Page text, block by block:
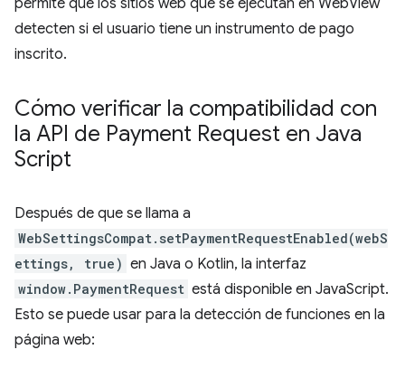
permite que los sitios web que se ejecutan en WebView
detecten si el usuario tiene un instrumento de pago
inscrito.
Cómo verificar la compatibilidad con
la API de Payment Request en Java
Script
Después de que se llama a
WebSettingsCompat.setPaymentRequestEnabled(webS
ettings, true) en Java o Kotlin, la interfaz
window.PaymentRequest está disponible en JavaScript.
Esto se puede usar para la detección de funciones en la
página web: